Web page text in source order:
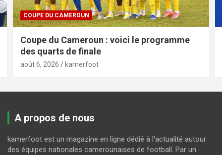
COUPE DU CAMEROUN
Coupe du Cameroun : voici le programme
des quarts de finale
août 6, 2026 kamerfoot
A propos de nous
kamerfoot est un magazine en ligne dédié à l'actualité autour
des équipes nationales camerounaises de football. Par un